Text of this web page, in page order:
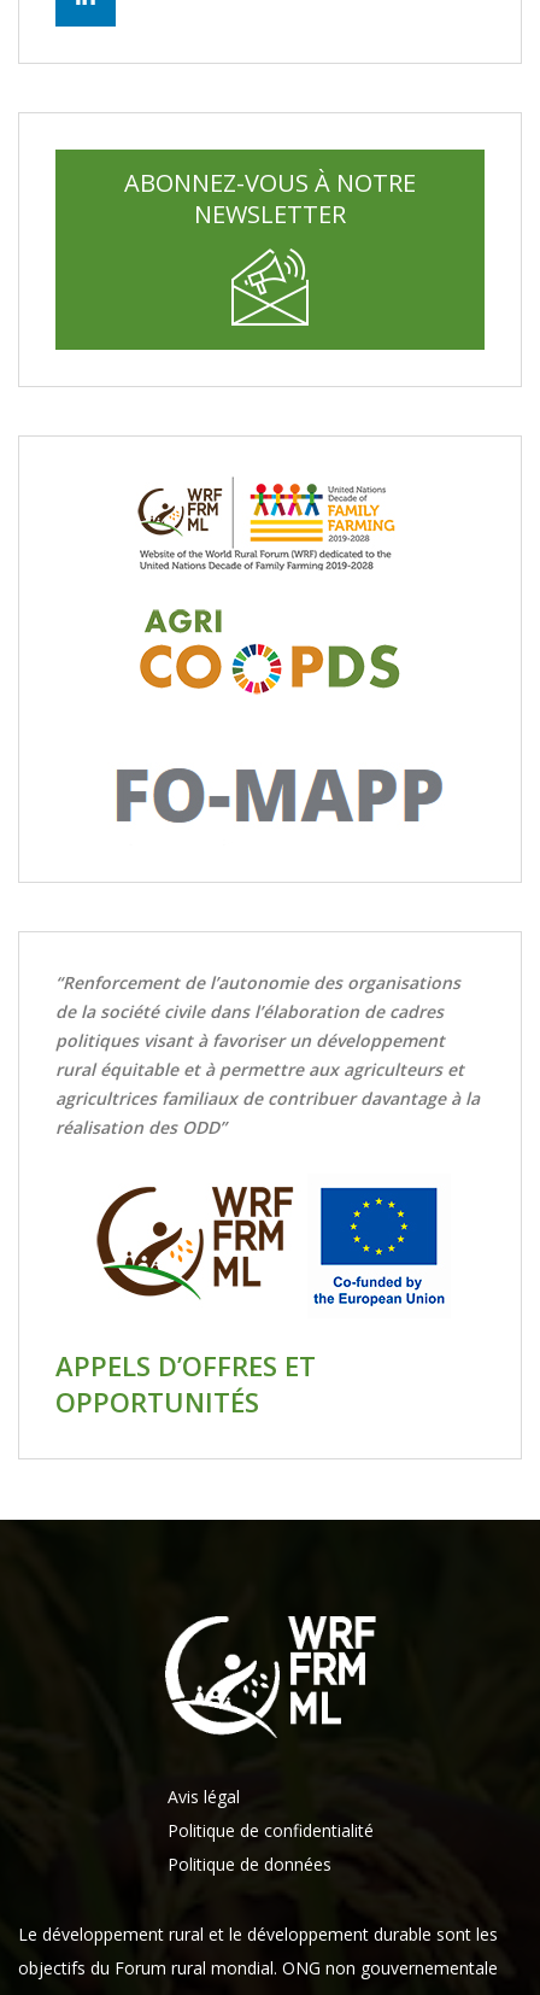
ABONNEZ-VOUS À NOTRE
NEWSLETTER
“Renforcement de l’autonomie des organisations
de la société civile dans l’élaboration de cadres
politiques visant à favoriser un développement
rural équitable et à permettre aux agriculteurs et
agricultrices familiaux de contribuer davantage à la
réalisation des ODD”
APPELS D’OFFRES ET
OPPORTUNITÉS
Avis légal
Politique de confidentialité
Politique de données
Le développement rural et le développement durable sont les
objectifs du Forum rural mondial. ONG non gouvernementale